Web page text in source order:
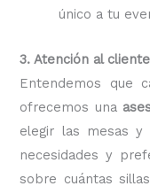
único a tu
3. Atención al
Entendemos que
ofrecemos una
elegir las mesas
necesidades y
sobre cuántas